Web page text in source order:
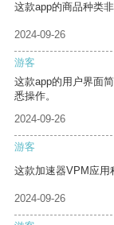
这款app的商品种类
2024-09-26
游客
这款app的用户界面
悉操作。
2024-09-26
游客
这款加速器VPM应用
2024-09-26